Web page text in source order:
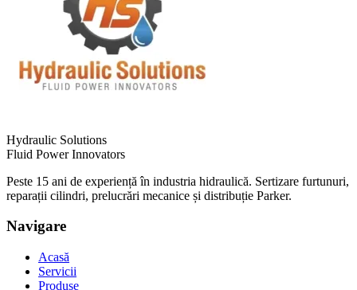
Hydraulic Solutions
Fluid Power Innovators
Peste 15 ani de experiență în industria hidraulică. Sertizare furtunuri,
reparații cilindri, prelucrări mecanice și distribuție Parker.
Navigare
Acasă
Servicii
Produse